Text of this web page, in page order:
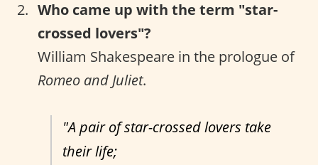
Who came up with the term "star-
crossed lovers"?
William Shakespeare in the prologue of
Romeo and Juliet.
"A pair of star-crossed lovers take
their life;